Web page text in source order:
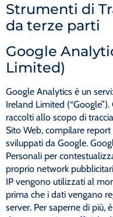
Strumenti di
da terze parti
Google
Limited)
Google Analytics è un
Ireland Limited
raccolti allo scopo di
Sito Web, compilare
sviluppati da Google.
Personali per
proprio network
IP vengono utilizzati al
prima che i dati vengano
server. Per saperne di più,